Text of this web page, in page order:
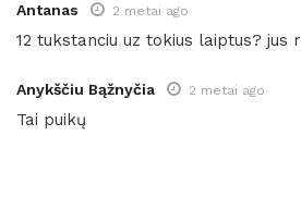
Antanas 2 metai ago
12 tukstanciu uz tokius laiptus? jus
Anykščiu Bąžnyčia 2 metai ago
Tai puikų